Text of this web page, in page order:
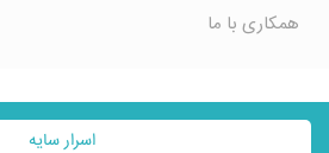
اسرار سایه
همکاری با ما